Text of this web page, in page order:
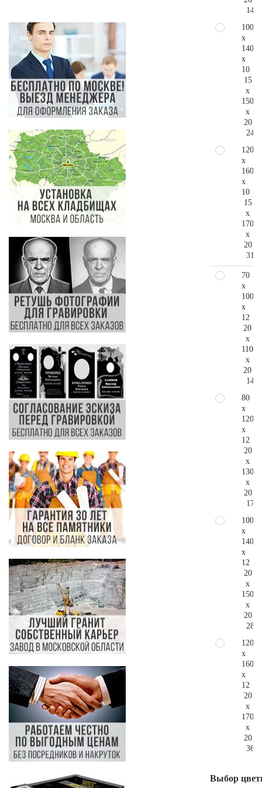
100
x
140
x
10
15
x
150
x
20
120
x
160
x
10
15
x
170
x
20
70
x
100
x
12
20
x
110
x
20
80
x
120
x
12
20
x
130
x
20
100
x
140
x
12
20
x
150
x
20
120
x
160
x
12
20
x
170
x
20
Выбор